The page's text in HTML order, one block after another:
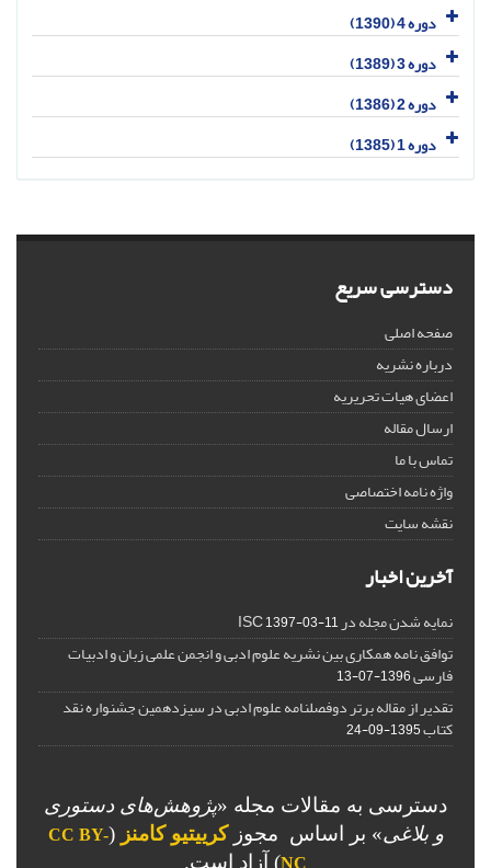
دوره 4 (1390)
دوره 3 (1389)
دوره 2 (1386)
دوره 1 (1385)
دسترسی سریع
صفحه اصلی
درباره نشریه
اعضای هیات تحریریه
ارسال مقاله
تماس با ما
واژه نامه اختصاصی
نقشه سایت
آخرین اخبار
نمایه شدن مجله در ISC1397-03-11
توافق نامه همکاری بین نشریه علوم ادبی و انجمن علمی زبان و ادبیات
فارسی1396-07-13
تقدیر از مقاله برتر دوفصلنامه علوم ادبی در سیزدهمین جشنواره نقد
کتاب1395-09-24
دسترسی به مقالات مجله «پژوهش‌های دستوری
و بلاغی» بر اساس مجوزکرییتیو کامنز (
CC BY-
NC) آزاد است.